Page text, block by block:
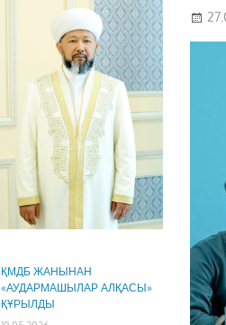
ҚМДБ ЖАНЫНАН
«АУДАРМАШЫЛАР АЛҚАСЫ»
ҚҰРЫЛДЫ